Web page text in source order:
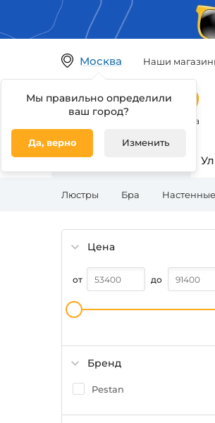
Москва
Мы правильно определили
ваш город?
Да, верно Изменить
Наши
Гипермаркет товаров для дома
Освещение для дома
Люстры Бра Настенные
Цена
от до
Бренд
Pestan